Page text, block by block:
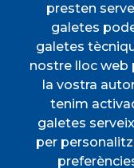
INICI
AJUNTAMENT
DESCOBREIX
VIURE A
TOTES LES
presten
galetes
galetes
nostre lloc web
la vostra
tenim
galetes
per